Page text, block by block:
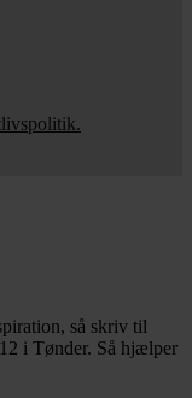
så skriv til
i Tønder. Så hjælper